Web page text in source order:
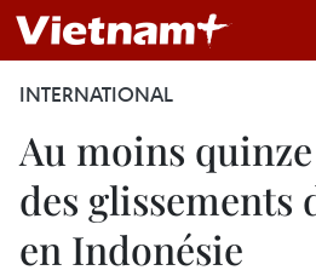
INTERNATIONAL
Au moins
des glissements
en Indonésie